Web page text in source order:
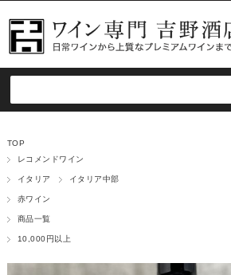
TOP
レコメンドワイン
イタリア イタリア中部
赤ワイン
商品一覧
10,000円以上